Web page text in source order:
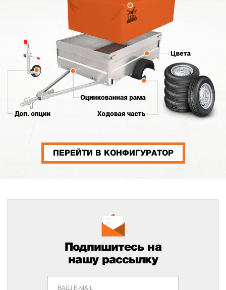
ПЕРЕЙТИ В КОНФИГУРАТОР
Подпишитесь на
нашу рассылку